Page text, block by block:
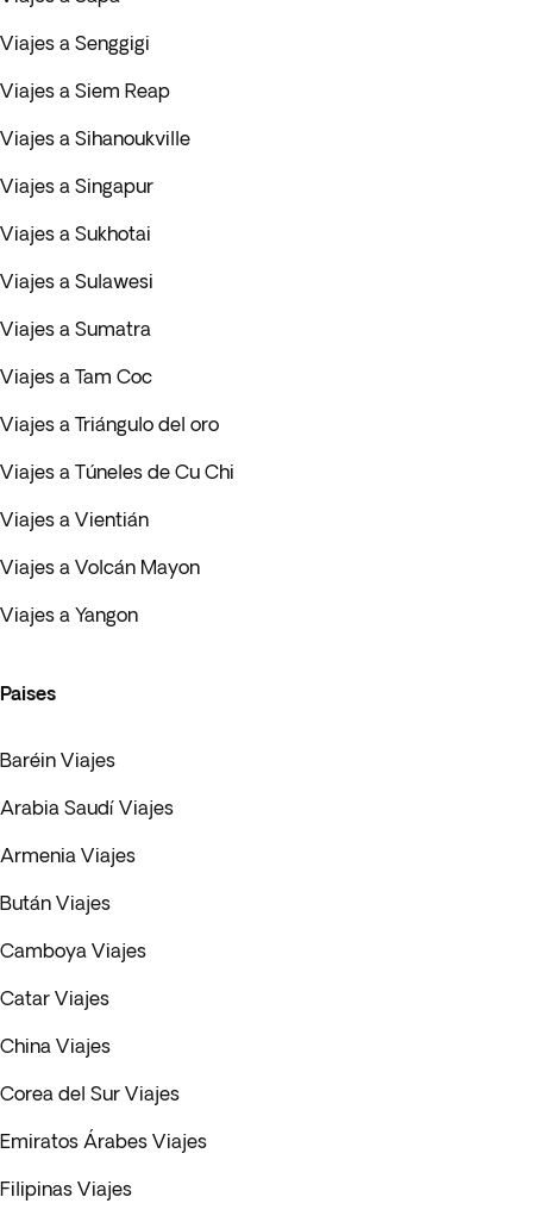
Viajes a Senggigi
Viajes a Siem Reap
Viajes a Sihanoukville
Viajes a Singapur
Viajes a Sukhotai
Viajes a Sulawesi
Viajes a Sumatra
Viajes a Tam Coc
Viajes a Triángulo del oro
Viajes a Túneles de Cu Chi
Viajes a Vientián
Viajes a Volcán Mayon
Viajes a Yangon
Paises
Baréin Viajes
Arabia Saudí Viajes
Armenia Viajes
Bután Viajes
Camboya Viajes
Catar Viajes
China Viajes
Corea del Sur Viajes
Emiratos Árabes Viajes
Filipinas Viajes